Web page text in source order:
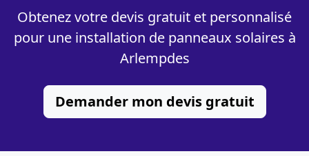
Obtenez votre devis gratuit et personnalisé
pour une installation de panneaux solaires à
Arlempdes
Demander mon devis gratuit